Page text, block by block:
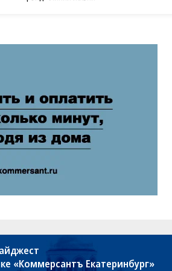
«Коммерсантъ Екатеринбург»